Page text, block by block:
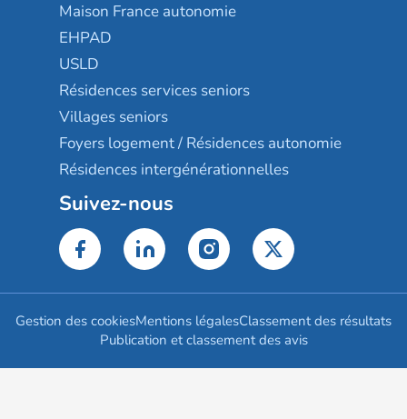
Maison France autonomie
EHPAD
USLD
Résidences services seniors
Villages seniors
Foyers logement / Résidences autonomie
Résidences intergénérationnelles
Suivez-nous
Gestion des cookiesMentions légalesClassement des résultats
Publication et classement des avis